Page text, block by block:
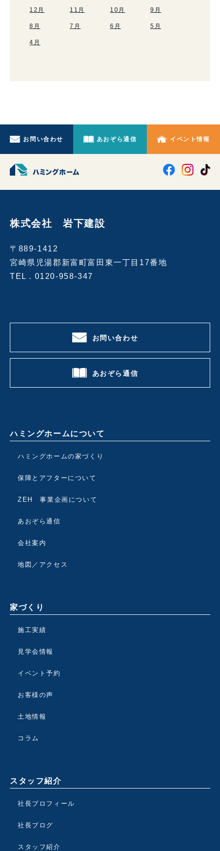
12月 11月 10月 9月
8月 7月 6月 5月
4月
お問い合わせ あおぞら通信 イベント情報
株式会社 岩下建設
〒889-1412
宮崎県児湯郡新富町富田東一丁目17番地
TEL . 0120-958-347
お問い合わせ
あおぞら通信
ハミングホームについて
ハミングホームの家づくり
保障とアフターについて
ZEH 事業企画について
あおぞら通信
会社案内
地図／アクセス
家づくり
施工実績
見学会情報
イベント予約
お客様の声
土地情報
コラム
スタッフ紹介
社長プロフィール
社長ブログ
スタッフ紹介